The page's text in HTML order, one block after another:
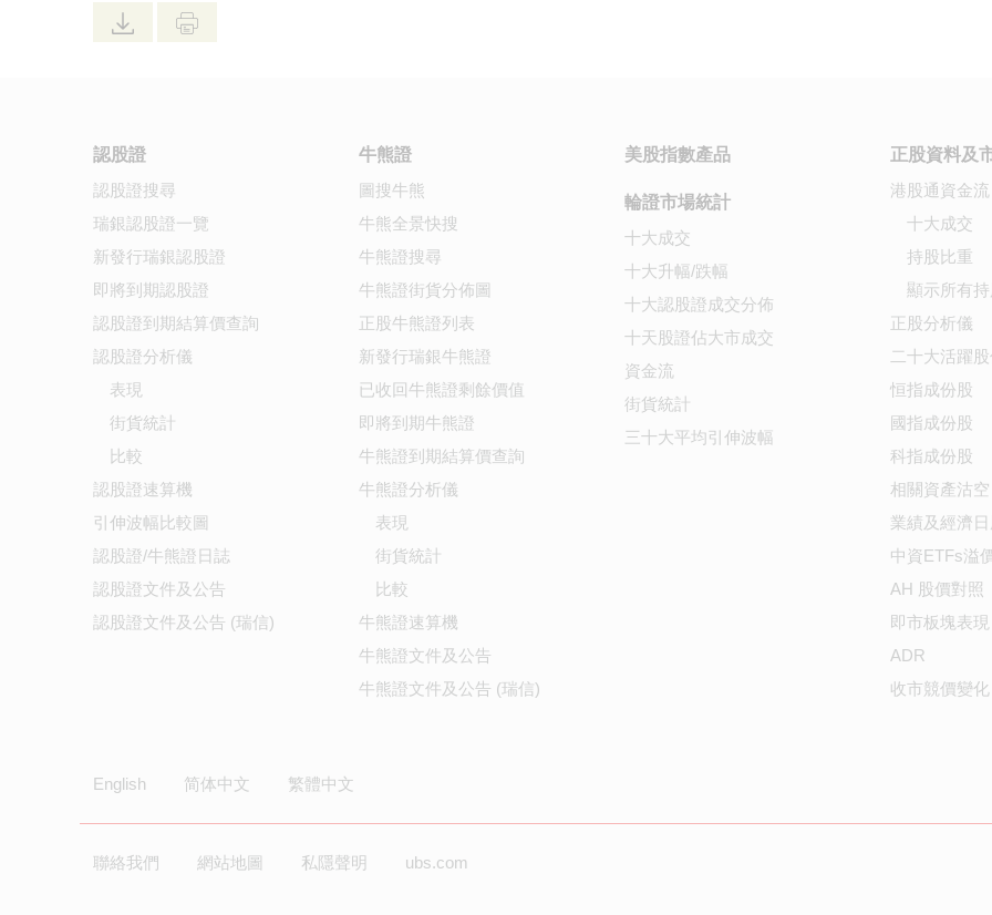
認股證
認股證搜尋
瑞銀認股證一覽
新發行瑞銀認股證
即將到期認股證
認股證到期結算價查詢
認股證分析儀
表現
街貨統計
比較
認股證速算機
引伸波幅比較圖
認股證/牛熊證日誌
認股證文件及公告
認股證文件及公告 (瑞信)
牛熊證
圖搜牛熊
牛熊全景快搜
牛熊證搜尋
牛熊證街貨分佈圖
正股牛熊證列表
新發行瑞銀牛熊證
已收回牛熊證剩餘價值
即將到期牛熊證
牛熊證到期結算價查詢
牛熊證分析儀
表現
街貨統計
比較
牛熊證速算機
牛熊證文件及公告
牛熊證文件及公告 (瑞信)
美股指數產品
輪證市場統計
十大成交
十大升幅/跌幅
十大認股證成交分佈
十天股證佔大市成交
資金流
街貨統計
三十大平均引伸波幅
正股資料及
港股通資金流
十大成交
持股比重
顯示所有
正股分析儀
二十大活躍
恒指成份股
國指成份股
科指成份股
相關資產沽空
業績及經濟
中資ETFs溢
AH 股價對照
即市板塊表現
ADR
收市競價變化
English 简体中文 繁體中文
聯絡我們 網站地圖 私隱聲明 ubs.com